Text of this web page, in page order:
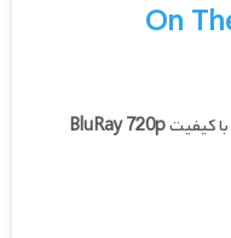
با کیفیتBluRay 720p